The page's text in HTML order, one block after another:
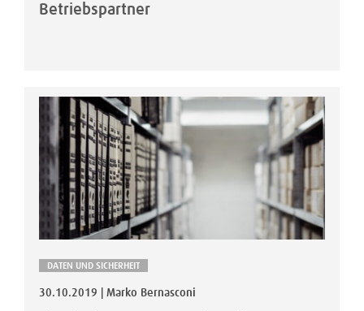
Betriebspartner
DATEN UND SICHERHEIT
30.10.2019 | Marko Bernasconi